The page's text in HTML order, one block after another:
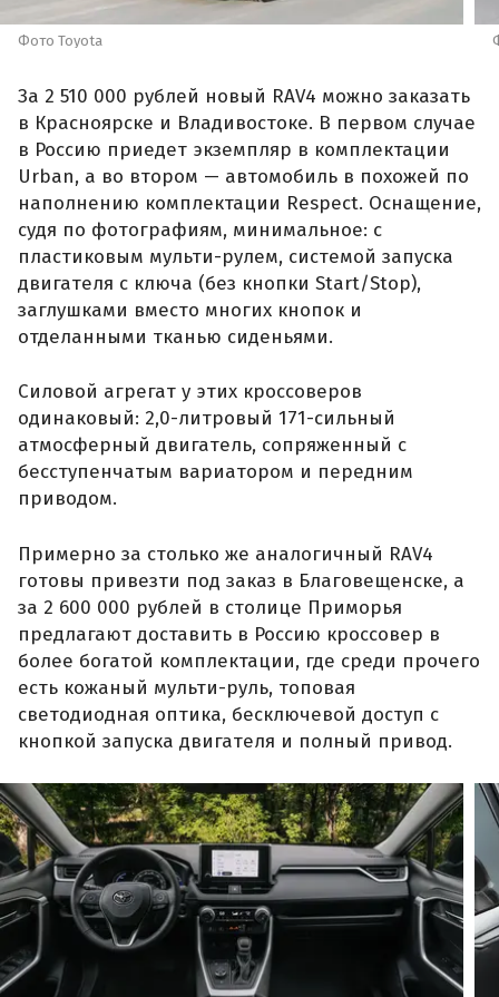
Фото Toyota
За 2 510 000 рублей новый RAV4 можно заказать
в Красноярске и Владивостоке. В первом случае
в Россию приедет экземпляр в комплектации
Urban, а во втором — автомобиль в похожей по
наполнению комплектации Respect. Оснащение,
судя по фотографиям, минимальное: с
пластиковым мульти-рулем, системой запуска
двигателя с ключа (без кнопки Start/Stop),
заглушками вместо многих кнопок и
отделанными тканью сиденьями.
Силовой агрегат у этих кроссоверов
одинаковый: 2,0-литровый 171-сильный
атмосферный двигатель, сопряженный с
бесступенчатым вариатором и передним
приводом.
Примерно за столько же аналогичный RAV4
готовы привезти под заказ в Благовещенске, а
за 2 600 000 рублей в столице Приморья
предлагают доставить в Россию кроссовер в
более богатой комплектации, где среди прочего
есть кожаный мульти-руль, топовая
светодиодная оптика, бесключевой доступ с
кнопкой запуска двигателя и полный привод.